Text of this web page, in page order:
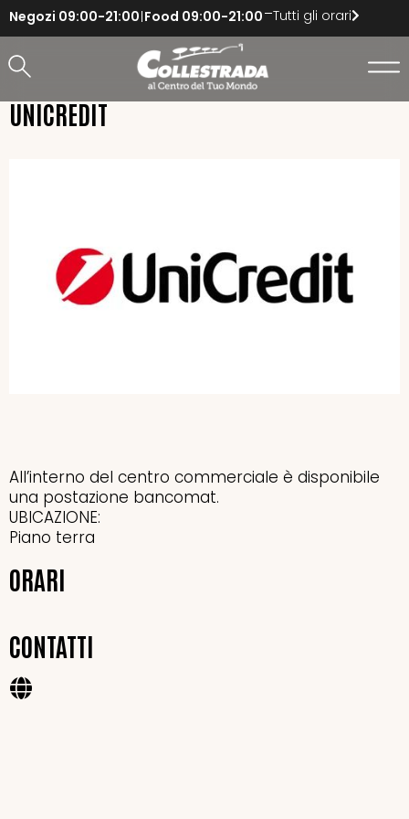
Negozi 09:00-21:00 Food 09:00-21:00 Tutti gli orari
UNICREDIT
All’interno del centro commerciale è disponibile
una postazione bancomat.
UBICAZIONE:
Piano terra
ORARI
CONTATTI